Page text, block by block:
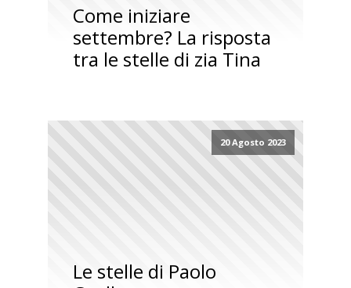
Come iniziare
settembre? La risposta
tra le stelle di zia Tina
20 Agosto 2023
Le stelle di Paolo